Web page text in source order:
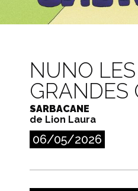
NUNO LES
GRANDES
SARBACANE
de Lion Laura
06/05/2026